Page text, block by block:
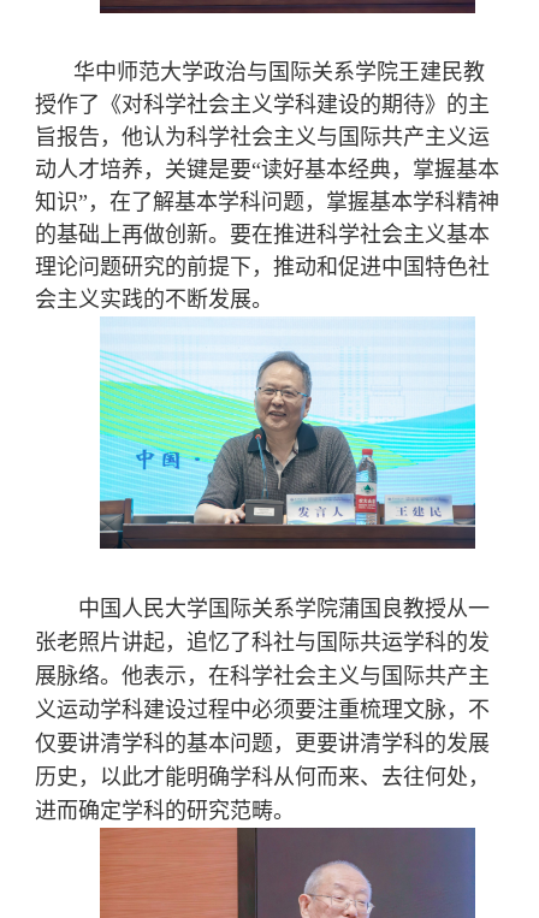
华中师范大学政治与国际关系学院王建民教
授作了《对科学社会主义学科建设的期待》的主
旨报告，他认为科学社会主义与国际共产主义运
动人才培养，关键是要“读好基本经典，掌握基本
知识”，在了解基本学科问题，掌握基本学科精神
的基础上再做创新。要在推进科学社会主义基本
理论问题研究的前提下， 推动和促进中国特色社
会主义实践的不断发展。
中国人民大学国际关系学院蒲国良教授从一
张老照片讲起，追忆了科社与国际共运学科的发
展脉络。他表示，在科学社会主义与国际共产主
义运动学科建设过程中必须要注重梳理文脉，不
仅要讲清学科的基本问题，更要讲清学科的发展
历史，以此才能明确学科从何而来、去往何处，
进而确定学科的研究范畴。